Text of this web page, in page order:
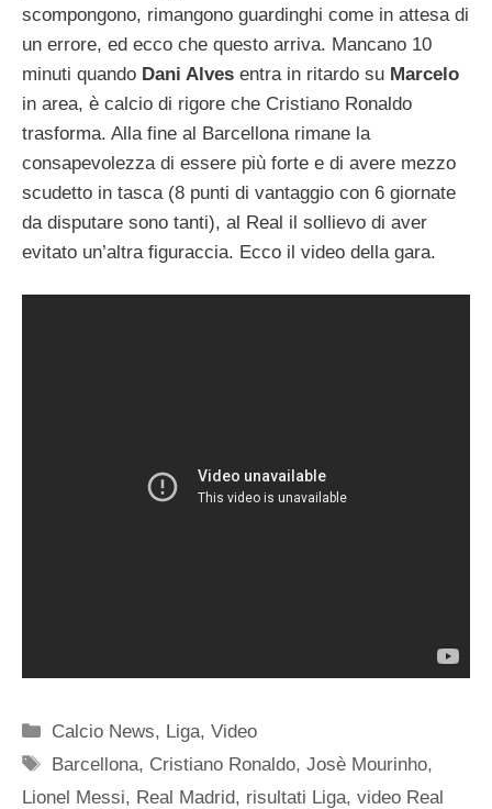
scompongono, rimangono guardinghi come in attesa di
un errore, ed ecco che questo arriva. Mancano 10
minuti quando Dani Alves entra in ritardo su Marcelo
in area, è calcio di rigore che Cristiano Ronaldo
trasforma. Alla fine al Barcellona rimane la
consapevolezza di essere più forte e di avere mezzo
scudetto in tasca (8 punti di vantaggio con 6 giornate
da disputare sono tanti), al Real il sollievo di aver
evitato un’altra figuraccia. Ecco il video della gara.
Categorie
Calcio News, Liga,Video
Tag
Barcellona, Cristiano Ronaldo,Josè Mourinho,
Lionel Messi, Real Madrid, risultati Liga, video Real